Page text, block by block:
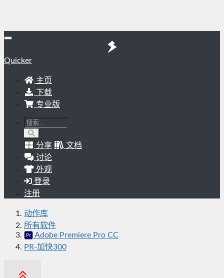
Quicker
主页
下载
专业版
分享
文档
讨论
外观
登录
注册
动作库
所有软件
Adobe Premiere Pro CC
PR-加快300